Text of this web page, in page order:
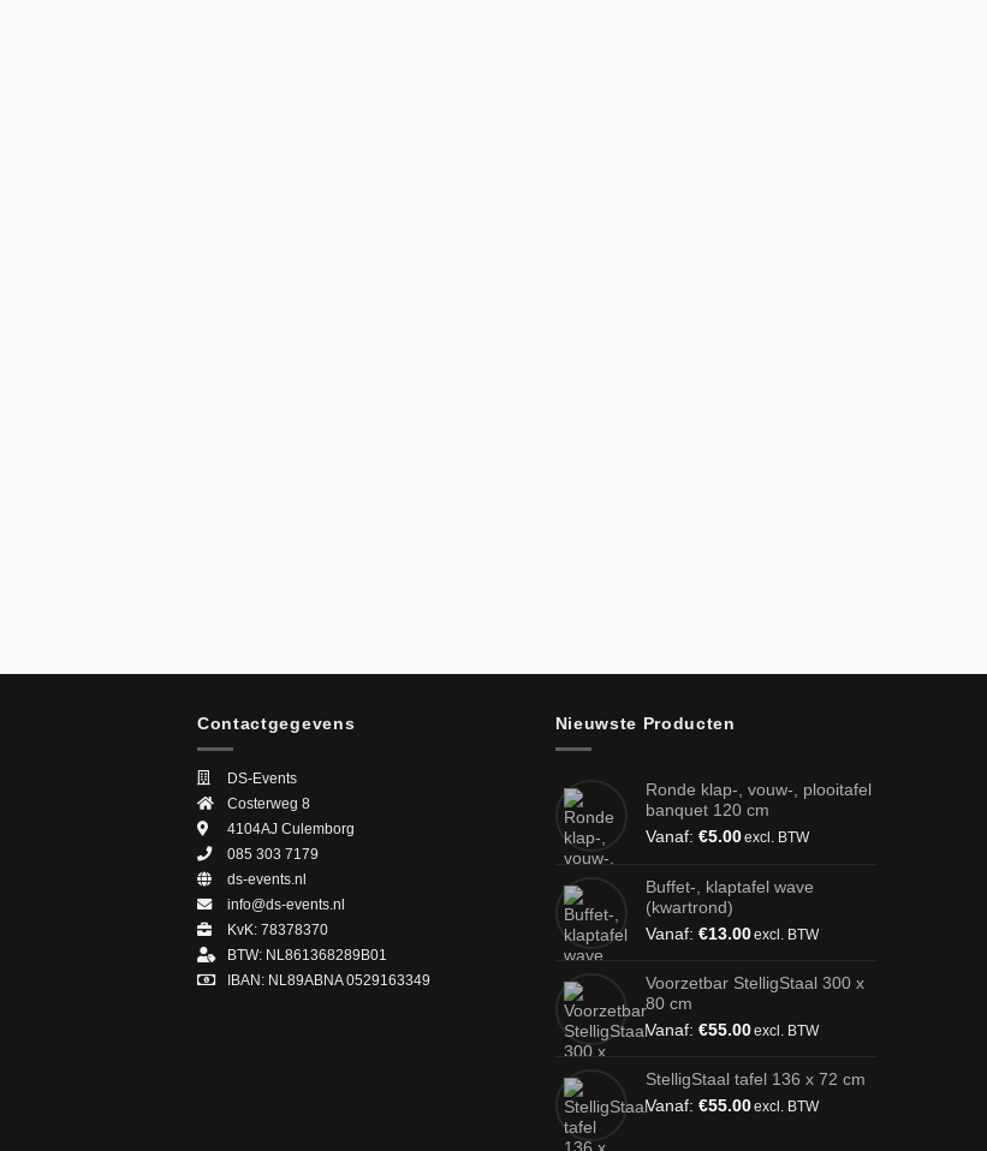
Contactgegevens
DS-Events
Costerweg 8
4104AJ Culemborg
085 303 7179
ds-events.nl
info@ds-events.nl
KvK: 78378370
BTW: NL861368289B01
IBAN: NL89ABNA 0529163349
Nieuwste Producten
Ronde klap-, vouw-, plooitafel
banquet 120 cm
Vanaf: €5.00excl. BTW
Buffet-, klaptafel wave
(kwartrond)
Vanaf: €13.00excl. BTW
Voorzetbar StelligStaal 300 x
80 cm
Vanaf: €55.00excl. BTW
StelligStaal tafel 136 x 72 cm
Vanaf: €55.00excl. BTW